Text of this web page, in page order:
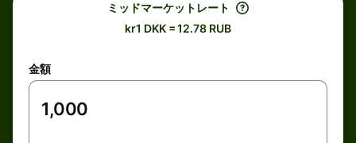
ミッドマーケットレート
kr1 DKK = 12.78 RUB
金額